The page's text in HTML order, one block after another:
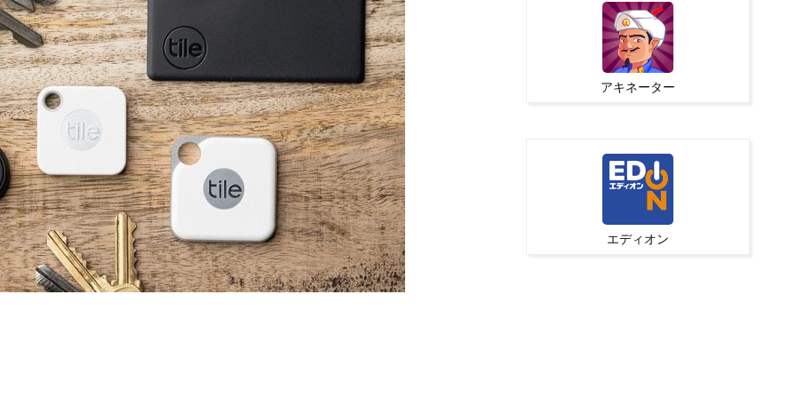
アキネーター
エディオン